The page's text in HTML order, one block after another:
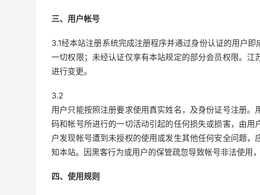
三、用户帐号
3.1经本站注册系统完成注册程序并通过身份认证的用户
一切权限；未经认证仅享有本站规定的部分会员权限。
进行变更。
3.2
用户只能按照注册要求使用真实姓名，及身份证号注册
码和帐号所进行的一切活动引起的任何损失或损害，由
户发现帐号遭到未授权的使用或发生其他任何安全问题
知本站。因黑客行为或用户的保管疏忽导致帐号非法使用
四、使用规则